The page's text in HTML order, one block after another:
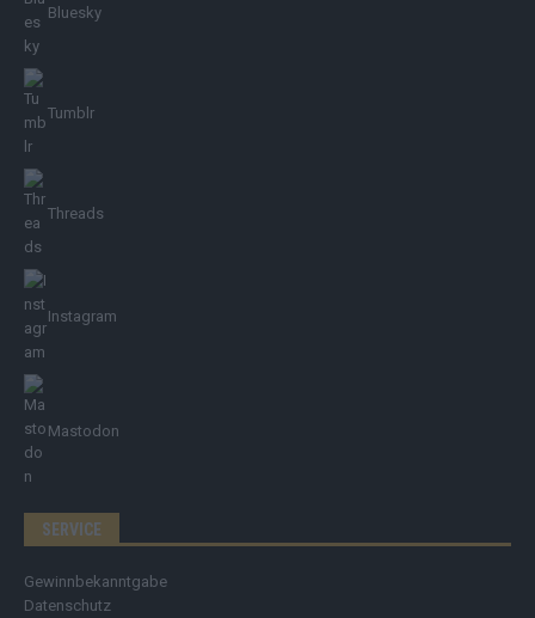
Bluesky
Tumblr
Threads
Instagram
Mastodon
SERVICE
Gewinnbekanntgabe
Datenschutz